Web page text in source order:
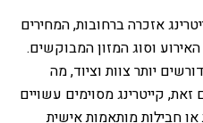
אזכרה ברחובות, המחירים
וסוג המזון המבוקשים.
יותר צוות וציוד, מה
קייטרינג מסוימים עשויים
או חבילות מותאמות אישית